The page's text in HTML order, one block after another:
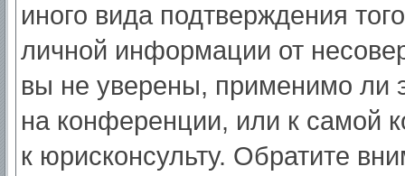
иного вида подтверждения
личной информации от
вы не уверены, применимо ли
на конференции, или к самой
к юрисконсульту. Обратите